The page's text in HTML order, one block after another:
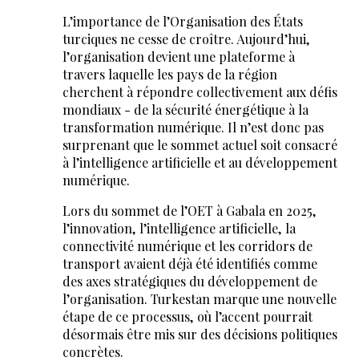
L’importance de l’Organisation des États
turciques ne cesse de croître. Aujourd’hui,
l’organisation devient une plateforme à
travers laquelle les pays de la région
cherchent à répondre collectivement aux défis
mondiaux - de la sécurité énergétique à la
transformation numérique. Il n’est donc pas
surprenant que le sommet actuel soit consacré
à l’intelligence artificielle et au développement
numérique.
Lors du sommet de l’OET à Gabala en 2025,
l’innovation, l’intelligence artificielle, la
connectivité numérique et les corridors de
transport avaient déjà été identifiés comme
des axes stratégiques du développement de
l’organisation. Turkestan marque une nouvelle
étape de ce processus, où l’accent pourrait
désormais être mis sur des décisions politiques
concrètes.